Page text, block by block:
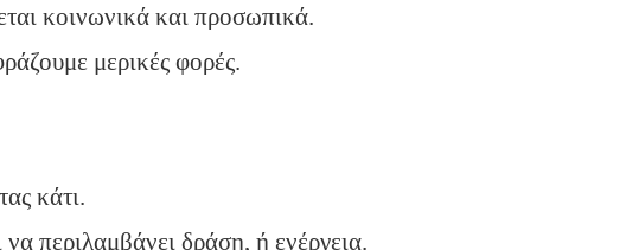
κοινωνικά και προσωπικά.
μερικές φορές.
κάτι.
περιλαμβάνει δράση, ή ενέργεια.